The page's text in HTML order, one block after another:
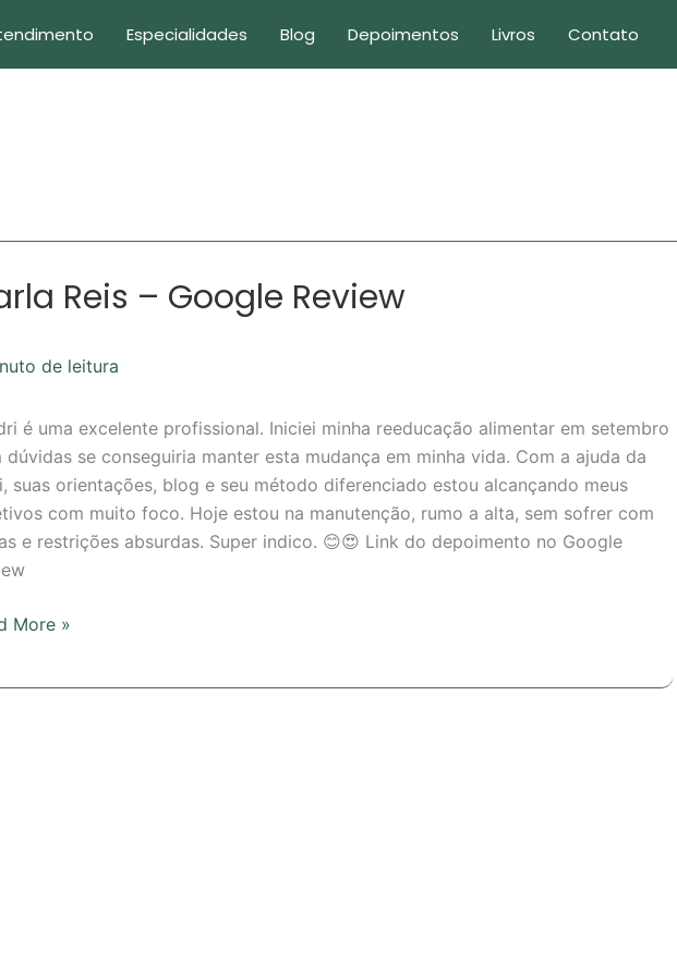
Especialidades Blog Depoimentos Livros Contato
Reis – Google Review
de leitura
é uma excelente profissional. Iniciei minha reeducação alimentar em setembro
dúvidas se conseguiria manter esta mudança em minha vida. Com a ajuda da
suas orientações, blog e seu método diferenciado estou alcançando meus
com muito foco. Hoje estou na manutenção, rumo a alta, sem sofrer com
e restrições absurdas. Super indico. 😊😍 Link do depoimento no Google
More »